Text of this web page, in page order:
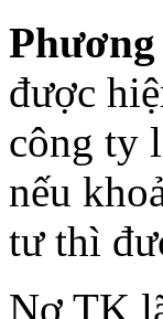
được
công ty
nếu
tư thì
Nợ TK